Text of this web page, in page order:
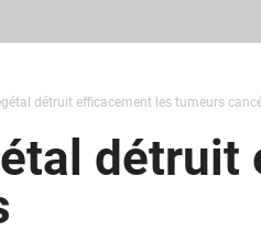
détruit efficacement les tumeurs